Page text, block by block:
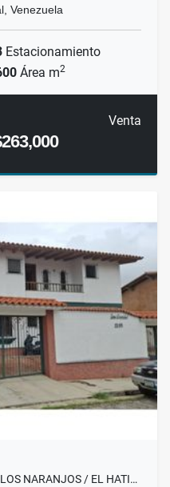
Venezuela
Estacionamiento
Área m2
Venta
NARANJOS / EL HATI…